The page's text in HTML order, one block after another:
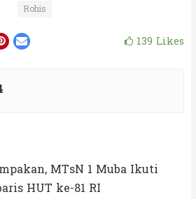
Rohis
Pinterest
Email 139 Likes
MTsN 1 Muba Ikuti
HUT ke-81 RI